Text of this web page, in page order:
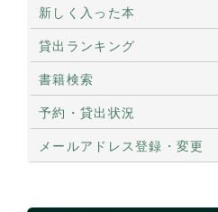
新しく入った本
貸出ランキング
書籍検索
予約・貸出状況
メールアドレス登録・変更